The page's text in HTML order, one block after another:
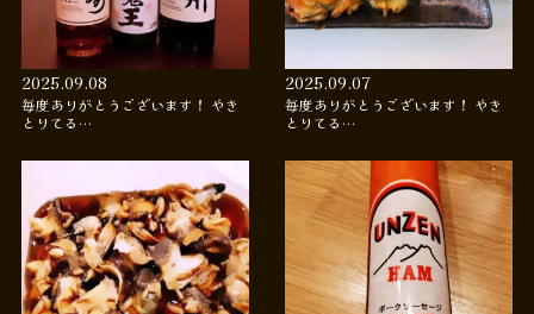
2025.09.08
毎度ありがとうございます！ やき
とりてる…
2025.09.07
毎度ありがとうございます！ やき
とりてる…